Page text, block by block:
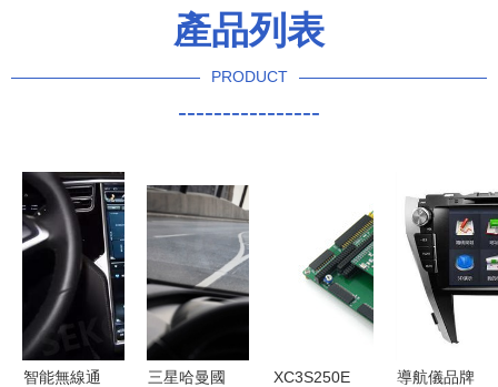
產品列表
PRODUCT
----------------
智能無線通 三星哈曼國 XC3S250E 導航儀品牌